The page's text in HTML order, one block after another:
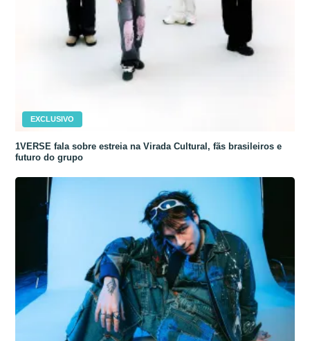
EXCLUSIVO
1VERSE fala sobre estreia na Virada Cultural, fãs brasileiros e
futuro do grupo